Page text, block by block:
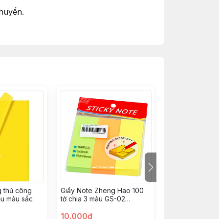
thủ công
màu sắc
Giấy Note Zheng Hao 100
tờ chia 3 màu GS-02
10.000đ